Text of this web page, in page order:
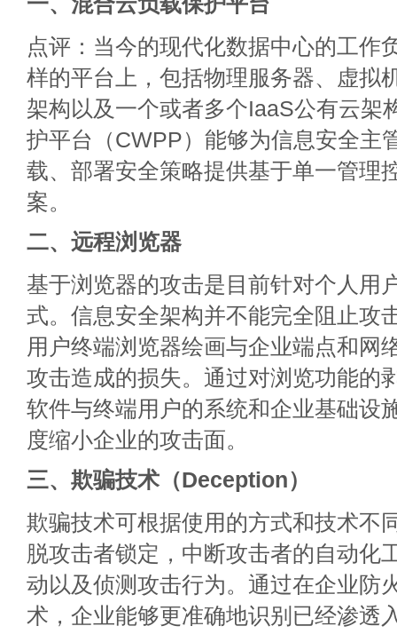
点评：当今的现代化数据中心的工作
样的平台上，包括物理服务器、虚拟
架构以及一个或者多个IaaS公有云架
护平台（CWPP）能够为信息安全主
载、部署安全策略提供基于单一管理
案。
二、远程浏览器
基于浏览器的攻击是目前针对个人用
式。信息安全架构并不能完全阻止攻
用户终端浏览器绘画与企业端点和网
攻击造成的损失。通过对浏览功能的
软件与终端用户的系统和企业基础设
度缩小企业的攻击面。
三、欺骗技术（Deception）
欺骗技术可根据使用的方式和技术不
脱攻击者锁定，中断攻击者的自动化
动以及侦测攻击行为。通过在企业防
术，企业能够更准确地识别已经渗透